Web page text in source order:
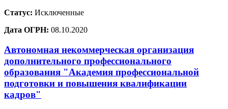
Статус: Исключенные
Дата ОГРН: 08.10.2020
Автономная некоммерческая организация
дополнительного профессионального
образования "Академия профессиональной
подготовки и повышения квалификации
кадров"